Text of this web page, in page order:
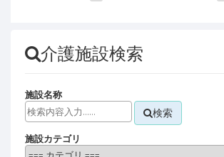
介護施設検索
施設名称
検索
施設カテゴリ